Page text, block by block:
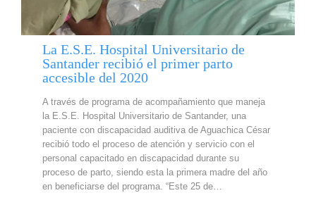
La E.S.E. Hospital Universitario de
Santander recibió el primer parto
accesible del 2020
A través de programa de acompañamiento que maneja
la E.S.E. Hospital Universitario de Santander, una
paciente con discapacidad auditiva de Aguachica César
recibió todo el proceso de atención y servicio con el
personal capacitado en discapacidad durante su
proceso de parto, siendo esta la primera madre del año
en beneficiarse del programa. “Este 25 de…